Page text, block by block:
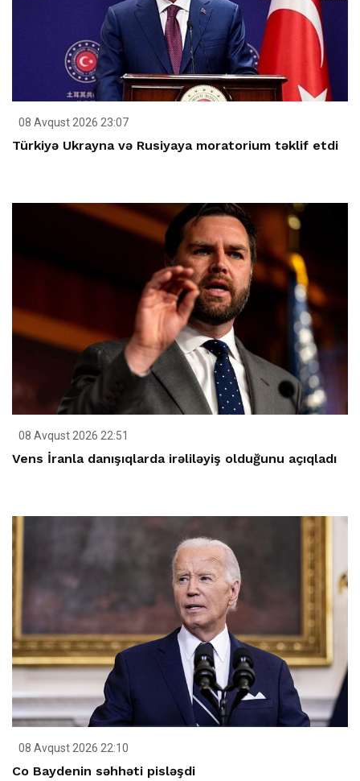
08 Avqust 2026 23:07
Türkiyə Ukrayna və Rusiyaya moratorium təklif etdi
08 Avqust 2026 22:51
Vens İranla danışıqlarda irəliləyiş olduğunu açıqladı
08 Avqust 2026 22:10
Co Baydenin səhhəti pisləşdi